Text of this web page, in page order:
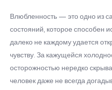
Влюбленность — это одно из
состояний, которое способен
далеко не каждому удается
чувству. За кажущейся
осторожностью нередко
человек даже не всегда